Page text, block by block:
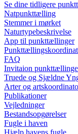
Se dine tidligere
Natpunkttælling
Stemmer i mørket
Naturtypebeskrivelse
App til punkttællinger
FAQ
Invitaion
Truede og Sjældne
Arter og
Publikationer
Vejledninger
Bestandsopgørelser
Fugle i haven
Hjælp havens fugle